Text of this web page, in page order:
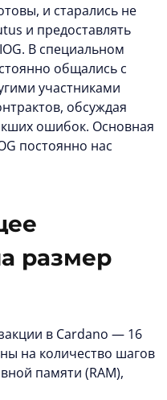
и старались не
и предоставлять
В специальном
общались с
участниками
обсуждая
ошибок. Основная
постоянно нас
размер
в Cardano — 16
на количество шагов
памяти (RAM),